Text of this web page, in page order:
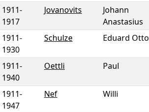
1911-
1917
Jovanovits
Johann
Anastasius
1911-
1930
Schulze Eduard Otto
1911-
1940
Oettli Paul
1911-
1947
Nef Willi